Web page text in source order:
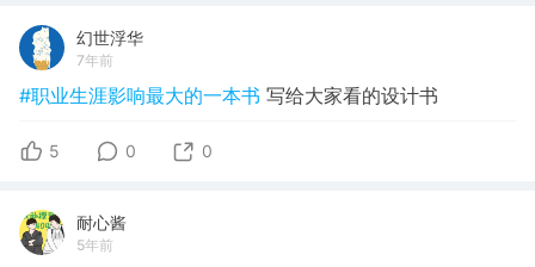
幻世浮华
7年前
#职业生涯影响最大的一本书 写给大家看的设计书
5 0 0
耐心酱
5年前